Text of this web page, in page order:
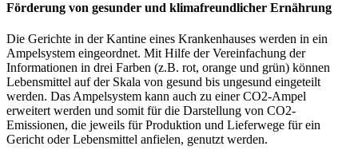
Förderung von gesunder und klimafreundlicher Ernährung
Die Gerichte in der Kantine eines Krankenhauses werden in ein
Ampelsystem eingeordnet. Mit Hilfe der Vereinfachung der
Informationen in drei Farben (z.B. rot, orange und grün) können
Lebensmittel auf der Skala von gesund bis ungesund eingeteilt
werden. Das Ampelsystem kann auch zu einer CO2-Ampel
erweitert werden und somit für die Darstellung von CO2-
Emissionen, die jeweils für Produktion und Lieferwege für ein
Gericht oder Lebensmittel anfielen, genutzt werden.